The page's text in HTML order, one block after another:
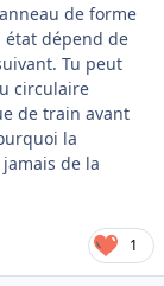
de forme
état dépend de
Tu peut
circulaire
de train avant
la
de la
1